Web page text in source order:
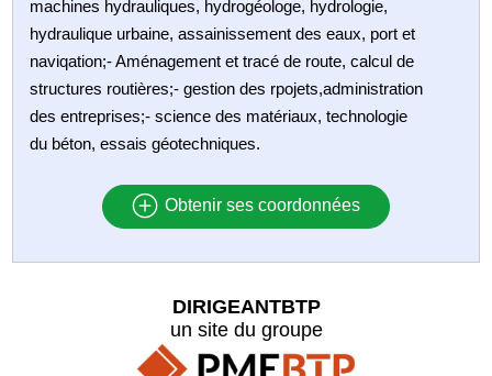
machines hydrauliques, hydrogéologe, hydrologie,
hydraulique urbaine, assainissement des eaux, port et
naviqation;- Aménagement et tracé de route, calcul de
structures routières;- gestion des rpojets,administration
des entreprises;- science des matériaux, technologie
du béton, essais géotechniques.
Obtenir ses coordonnées
DIRIGEANTBTP
un site du groupe